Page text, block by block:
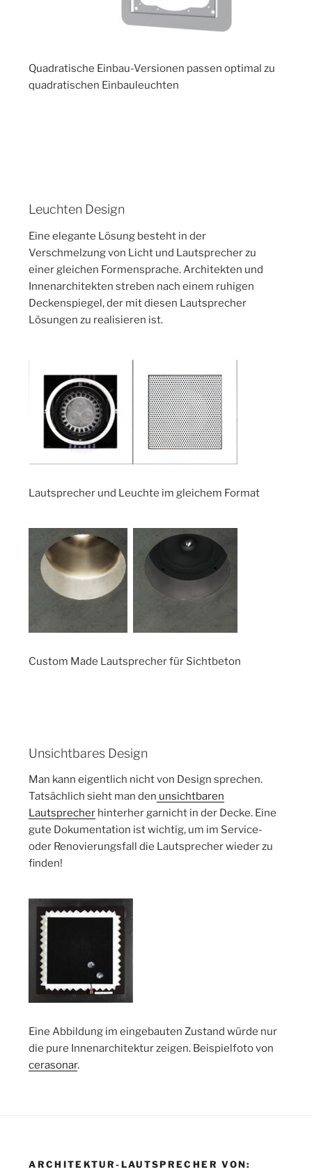
Quadratische Einbau-Versionen passen optimal zu
quadratischen Einbauleuchten
Leuchten Design
Eine elegante Lösung besteht in der
Verschmelzung von Licht und Lautsprecher zu
einer gleichen Formensprache. Architekten und
Innenarchitekten streben nach einem ruhigen
Deckenspiegel, der mit diesen Lautsprecher
Lösungen zu realisieren ist.
Lautsprecher und Leuchte im gleichem Format
Custom Made Lautsprecher für Sichtbeton
Unsichtbares Design
Man kann eigentlich nicht von Design sprechen.
Tatsächlich sieht man den unsichtbaren
Lautsprecher hinterher garnicht in der Decke. Eine
gute Dokumentation ist wichtig, um im Service-
oder Renovierungsfall die Lautsprecher wieder zu
finden!
Eine Abbildung im eingebauten Zustand würde nur
die pure Innenarchitektur zeigen. Beispielfoto von
cerasonar.
ARCHITEKTUR-LAUTSPRECHER VON: